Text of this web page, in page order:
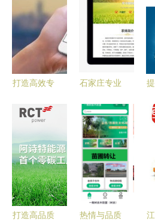
打造高效专
设服务 从
全流程解析
石家庄专业
网站建设服
务全攻略
打造高品质
热情与品质